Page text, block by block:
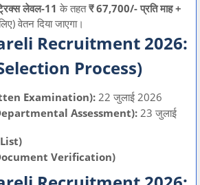
लेवल-11 के तहत₹ 67,700/- प्रति माह +
वेतन दिया जाएगा।
Recruitment 2026:
Process)
Examination): 22 जुलाई 2026
(Departmental Assessment): 23 जुलाई
Verification)